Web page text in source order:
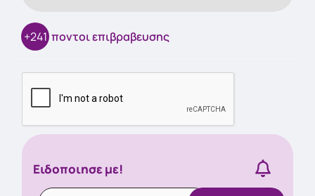
+241 ποντοι επιβραβευσης
Ειδοποιησε με!